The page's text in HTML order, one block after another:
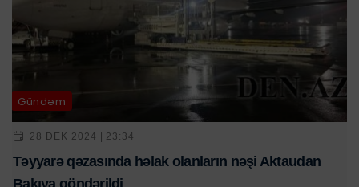
Gündəm
28 DEK 2024 | 23:34
Təyyarə qəzasında həlak olanların nəşi Aktaudan